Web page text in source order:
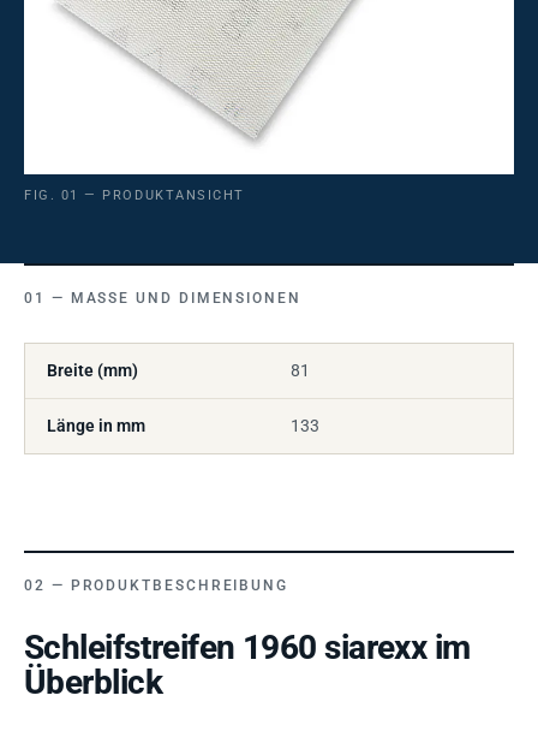
FIG. 01 — PRODUKTANSICHT
MASSE UND DIMENSIONEN
Breite (mm) 81
Länge in mm 133
PRODUKTBESCHREIBUNG
Schleifstreifen 1960 siarexx im
Überblick